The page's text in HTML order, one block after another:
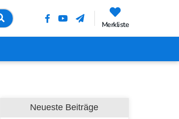
Merkliste
Neueste Beiträge